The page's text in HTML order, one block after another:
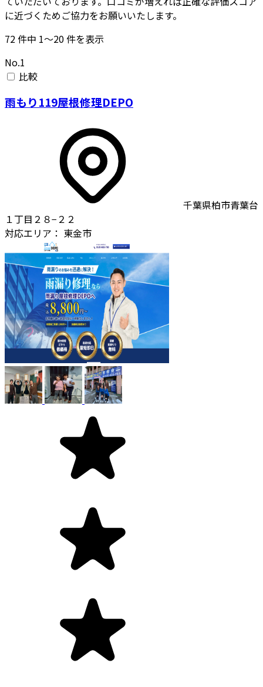
に近づくためご協力をお願いいたします。
72件中 1〜20件を表示
No.1
比較
雨もり119屋根修理DEPO
千葉県柏市青葉台
１丁目２８−２２
対応エリア： 東金市